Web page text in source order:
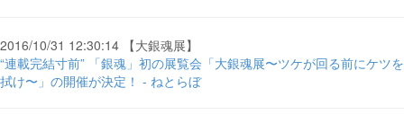
2016/10/31 12:30:14 【大銀魂展】
“連載完結寸前” 「銀魂」初の展覧会「大銀魂展〜ツケが回る前にケツを
拭け〜」の開催が決定！ - ねとらぼ